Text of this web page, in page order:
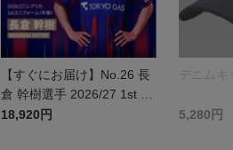
【すぐにお届け】No.26 長
倉 幹樹選手 2026/27 1st レ
プリカユニフォーム 半袖
18,920円
デニムキ
5,280円